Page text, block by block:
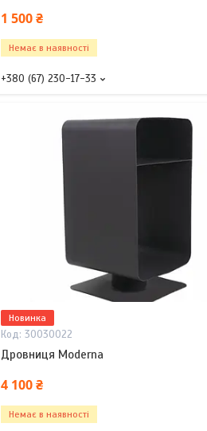
1 500 ₴
Немає в наявності
+380 (67) 230-17-33
Новинка
30030022
Дровниця Moderna
4 100 ₴
Немає в наявності